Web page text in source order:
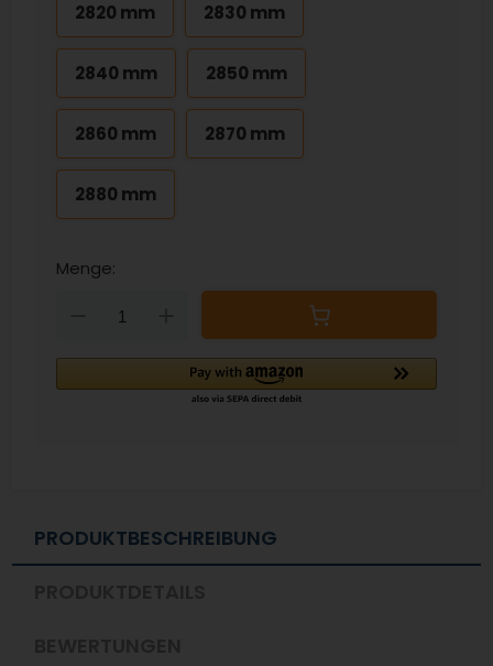
2820 mm 2830 mm
2840 mm 2850 mm
2860 mm 2870 mm
2880 mm
Menge:
Down
PRODUKTBESCHREIBUNG